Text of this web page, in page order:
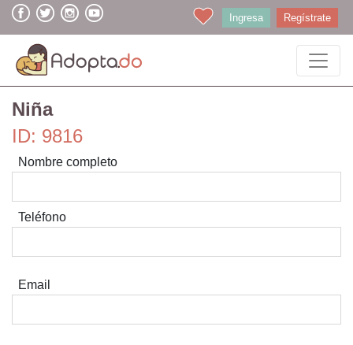
Ingresa Regístrate
Niña
ID: 9816
Nombre completo
Teléfono
Email